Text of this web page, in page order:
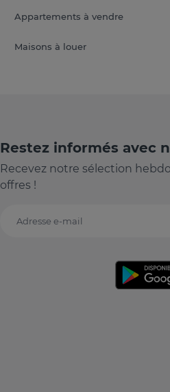
Appartements à vendre
Maisons à louer
Restez informés avec
Recevez notre sélection
offres !
Adresse e-mail